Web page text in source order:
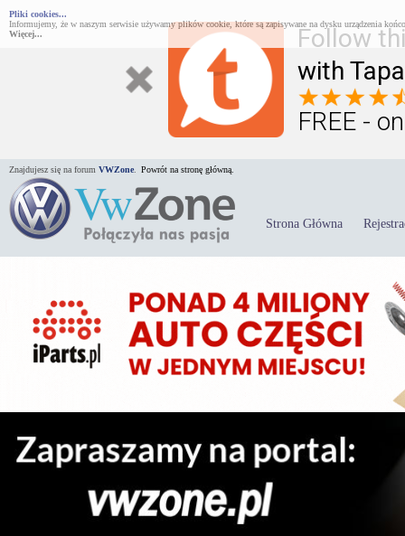
Follow
with
FREE -
Pliki cookies...
Informujemy, że w naszym serwisie używamy plików cookie, które są zapisywane na dysku urządzenia
Więcej...
Znajdujesz się na forum VWZone Powrót na stronę główną.
Strona Główna